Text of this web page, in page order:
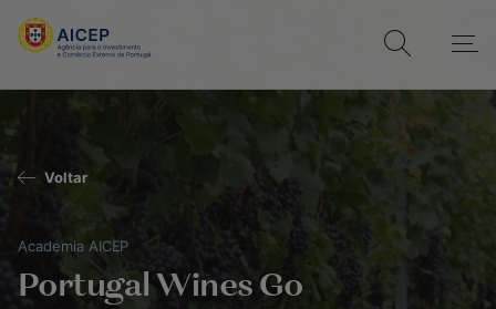
Voltar
Academia AICEP
Portugal Wines Go